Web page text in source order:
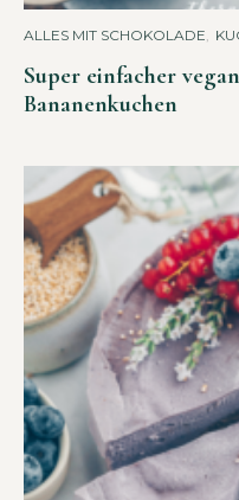
ALLES MIT SCHOKOLADE,
Super einfacher
Bananenkuchen